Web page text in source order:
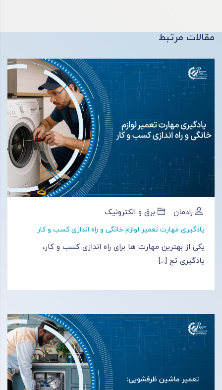
مقالات مرتبط
رادمان برق و الکترونیک
یادگیری مهارت تعمیر لوازم خانگی و راه اندازی کسب و کار
یکی از بهترین مهارت ها برای راه اندازی کسب و کار،
یادگیری تع [...]